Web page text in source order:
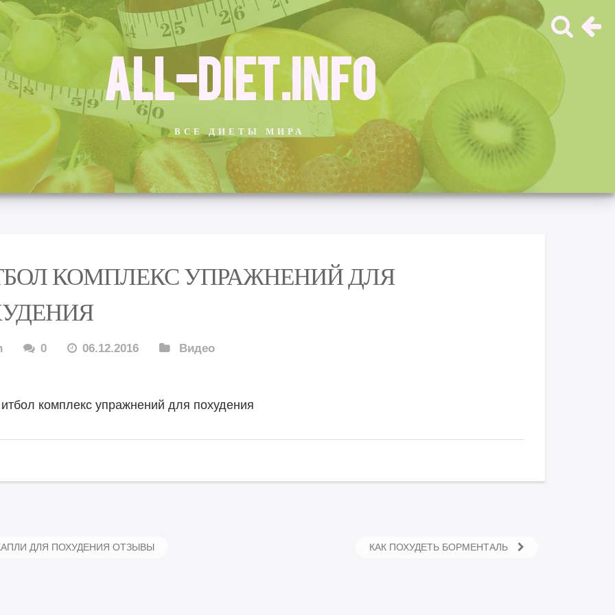
ALL-DIET.INFO
ВСЕ ДИЕТЫ МИРА
КОМПЛЕКС УПРАЖНЕНИЙ ДЛЯ
0 06.12.2016 Видео
итбол комплекс упражнений для похудения
ДЛЯ ПОХУДЕНИЯ ОТЗЫВЫ КАК ПОХУДЕТЬ БОРМЕНТАЛЬ